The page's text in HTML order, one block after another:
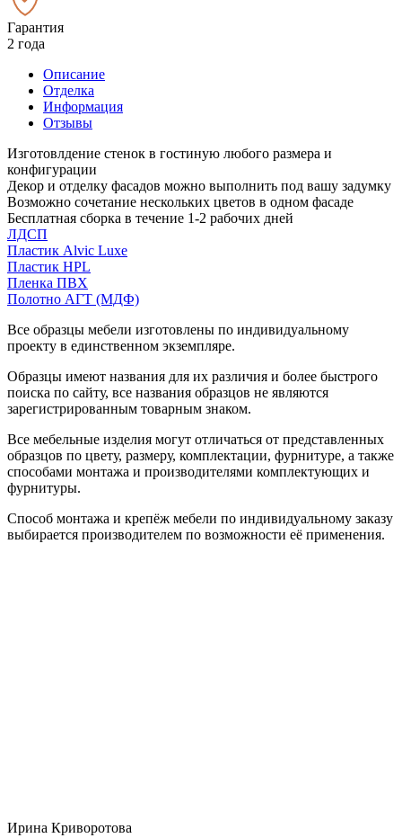
Гарантия
2 года
Описание
Отделка
Информация
Отзывы
Изготовлдение стенок в гостиную любого размера и
конфигурации
Декор и отделку фасадов можно выполнить под вашу задумку
Возможно сочетание нескольких цветов в одном фасаде
Бесплатная сборка в течение 1-2 рабочих дней
ЛДСП
Пластик Alvic Luxe
Пластик HPL
Пленка ПВХ
Полотно АГТ (МДФ)
Все образцы мебели изготовлены по индивидуальному
проекту в единственном экземпляре.
Образцы имеют названия для их различия и более быстрого
поиска по сайту, все названия образцов не являются
зарегистрированным товарным знаком.
Все мебельные изделия могут отличаться от представленных
образцов по цвету, размеру, комплектации, фурнитуре, а также
способами монтажа и производителями комплектующих и
фурнитуры.
Способ монтажа и крепёж мебели по индивидуальному заказу
выбирается производителем по возможности её применения.
Ирина Криворотова